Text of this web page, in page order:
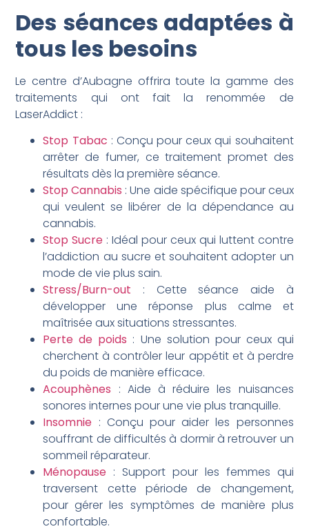
Des séances adaptées à
tous les besoins
Le centre d’Aubagne offrira toute la gamme des
traitements qui ont fait la renommée de
LaserAddict :
Stop Tabac : Conçu pour ceux qui souhaitent
arrêter de fumer, ce traitement promet des
résultats dès la première séance.
Stop Cannabis : Une aide spécifique pour ceux
qui veulent se libérer de la dépendance au
cannabis.
Stop Sucre : Idéal pour ceux qui luttent contre
l’addiction au sucre et souhaitent adopter un
mode de vie plus sain.
Stress/Burn-out : Cette séance aide à
développer une réponse plus calme et
maîtrisée aux situations stressantes.
Perte de poids : Une solution pour ceux qui
cherchent à contrôler leur appétit et à perdre
du poids de manière efficace.
Acouphènes : Aide à réduire les nuisances
sonores internes pour une vie plus tranquille.
Insomnie : Conçu pour aider les personnes
souffrant de difficultés à dormir à retrouver un
sommeil réparateur.
Ménopause : Support pour les femmes qui
traversent cette période de changement,
pour gérer les symptômes de manière plus
confortable.